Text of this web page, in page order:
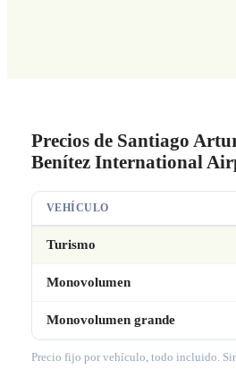
Precios de Santiago
Benítez International
VEHÍCULO
Turismo
Monovolumen
Monovolumen grande
Precio fijo por vehículo, todo incluido.